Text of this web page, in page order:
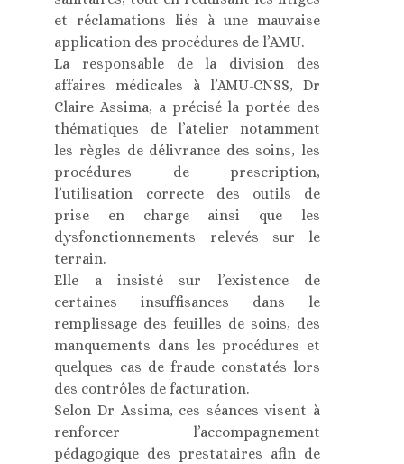
et réclamations liés à une mauvaise
application des procédures de l’AMU.
La responsable de la division des
affaires médicales à l’AMU-CNSS, Dr
Claire Assima, a précisé la portée des
thématiques de l’atelier notamment
les règles de délivrance des soins, les
procédures de prescription,
l’utilisation correcte des outils de
prise en charge ainsi que les
dysfonctionnements relevés sur le
terrain.
Elle a insisté sur l’existence de
certaines insuffisances dans le
remplissage des feuilles de soins, des
manquements dans les procédures et
quelques cas de fraude constatés lors
des contrôles de facturation.
Selon Dr Assima, ces séances visent à
renforcer l’accompagnement
pédagogique des prestataires afin de